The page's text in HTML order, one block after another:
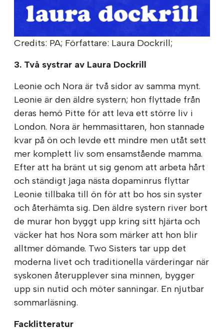
Credits: PA; Författare: Laura Dockrill;
3. Två systrar av Laura Dockrill
Leonie och Nora är två sidor av samma mynt.
Leonie är den äldre systern; hon flyttade från
deras hemö Pitte för att leva ett större liv i
London. Nora är hemmasittaren, hon stannade
kvar på ön och levde ett mindre men utåt sett
mer komplett liv som ensamstående mamma.
Efter att ha bränt ut sig genom att arbeta hårt
och ständigt jaga nästa dopaminrus flyttar
Leonie tillbaka till ön för att bo hos sin syster
och återhämta sig. Den äldre systern river bort
de murar hon byggt upp kring sitt hjärta och
väcker hat hos Nora som märker att hon blir
alltmer dömande. Two Sisters tar upp det
moderna livet och traditionella värderingar när
syskonen återupplever sina minnen, bygger
upp sin nutid och möter sanningar. En njutbar
sommarläsning.
Facklitteratur